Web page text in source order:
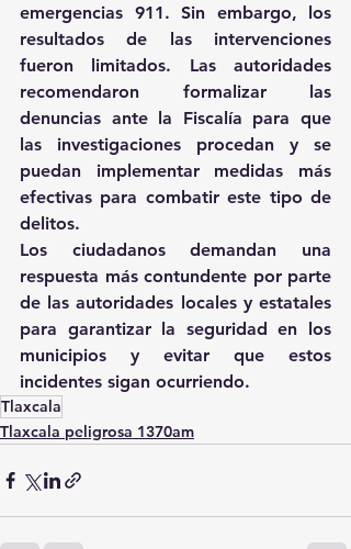
emergencias 911. Sin embargo, los
resultados de las intervenciones
fueron limitados. Las autoridades
recomendaron formalizar las
denuncias ante la Fiscalía para que
las investigaciones procedan y se
puedan implementar medidas más
efectivas para combatir este tipo de
delitos.
Los ciudadanos demandan una
respuesta más contundente por parte
de las autoridades locales y estatales
para garantizar la seguridad en los
municipios y evitar que estos
incidentes sigan ocurriendo.
Tlaxcala
Tlaxcala peligrosa 1370am